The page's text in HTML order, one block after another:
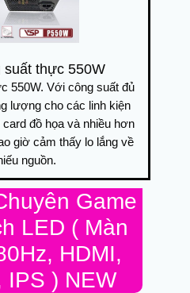
suất thực 550W
550W. Với công suất đủ
lượng cho các linh kiện
đồ họa và nhiều hơn
giờ cảm thấy lo lắng về
nguồn.
Game
LED ( Màn
HDMI,
IPS ) NEW